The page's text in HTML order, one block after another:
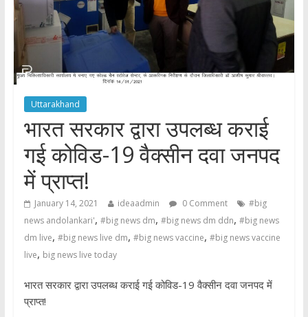
Uttarakhand
भारत सरकार द्वारा उपलब्ध कराई
गई कोविड-19 वैक्सीन दवा जनपद
में प्राप्त!
January 14, 2021 ideaadmin 0 Comment
#big
news andolankari', #big news dm, #big news dm ddn, #big news
dm live, #big news live dm, #big news vaccine, #big news vaccine
live, big news live today
भारत सरकार द्वारा उपलब्ध कराई गई कोविड-19 वैक्सीन दवा जनपद में
प्राप्त!